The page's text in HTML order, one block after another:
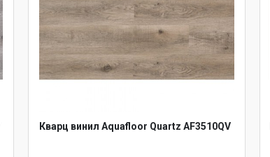
Кварц винил Aquafloor Quartz AF3510QV